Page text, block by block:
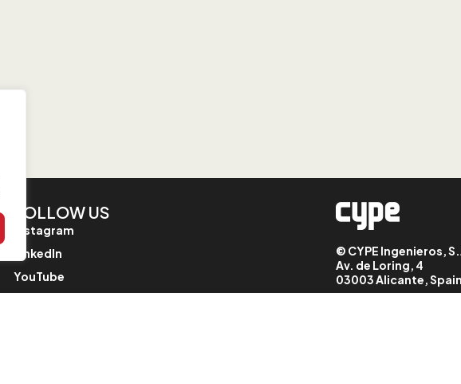
FOLLOW US
Instagram
LinkedIn
YouTube
© CYPE Ingenieros,
Av. de Loring, 4
03003 Alicante, Spain